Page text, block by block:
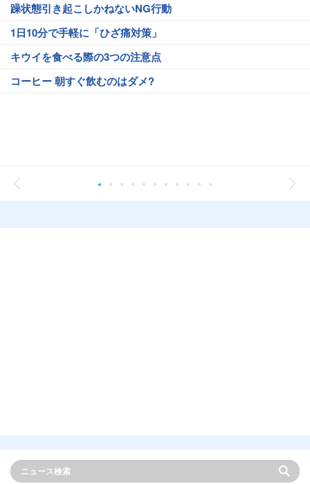
躁状態引き起こしかねないNG行動
1日10分で手軽に「ひざ痛対策」
キウイを食べる際の3つの注意点
コーヒー 朝すぐ飲むのはダメ?